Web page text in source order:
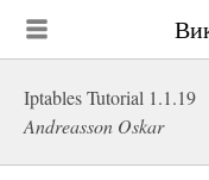
Iptables Tutorial 1.1.19
Andreasson Oskar